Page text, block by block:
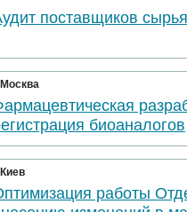
поставщиков
Москва
биоаналогов
Киев
работы